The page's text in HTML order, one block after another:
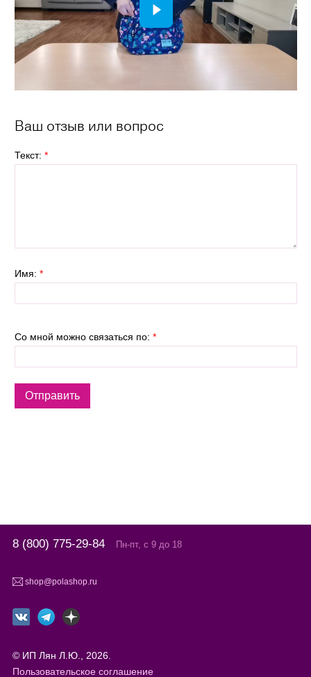
Ваш отзыв или вопрос
Текст: *
Имя: *
Со мной можно связаться по: *
8 (800) 775-29-84 Пн-пт, с 9 до 18
shop@polashop.ru
© ИП Лян Л.Ю., 2026.
Пользовательское соглашение